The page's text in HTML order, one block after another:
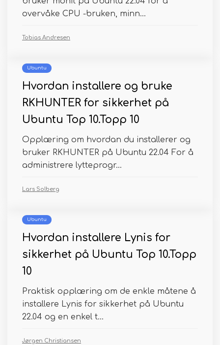
overvåke CPU -bruken, minn...
Tobias Andresen
Ubuntu
Hvordan installere og bruke
RKHUNTER for sikkerhet på
Ubuntu Top 10.Topp 10
Opplæring om hvordan du installerer og
bruker RKHUNTER på Ubuntu 22.04 For å
administrere lytteprogr...
Lars Solberg
Ubuntu
Hvordan installere Lynis for
sikkerhet på Ubuntu Top 10.Topp
10
Praktisk opplæring om de enkle måtene å
installere Lynis for sikkerhet på Ubuntu
22.04 og en enkel t...
Jørgen Christiansen